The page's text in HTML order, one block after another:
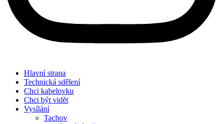
Hlavní strana
Technická sdělení
Chci kabelovku
Chci být vidět
Vysílání
Tachov